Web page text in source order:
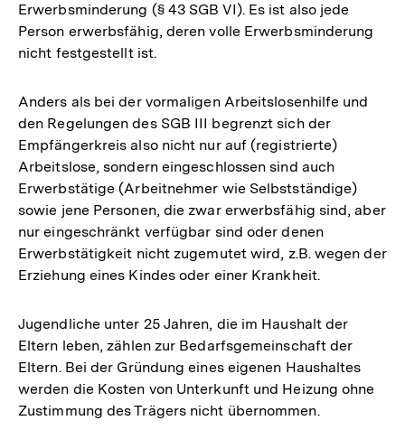
Erwerbsminderung (§ 43 SGB VI). Es ist also jede
Person erwerbsfähig, deren volle Erwerbsminderung
nicht festgestellt ist.
Anders als bei der vormaligen Arbeitslosenhilfe und
den Regelungen des SGB III begrenzt sich der
Empfängerkreis also nicht nur auf (registrierte)
Arbeitslose, sondern eingeschlossen sind auch
Erwerbstätige (Arbeitnehmer wie Selbstständige)
sowie jene Personen, die zwar erwerbsfähig sind, aber
nur eingeschränkt verfügbar sind oder denen
Erwerbstätigkeit nicht zugemutet wird, z.B. wegen der
Erziehung eines Kindes oder einer Krankheit.
Jugendliche unter 25 Jahren, die im Haushalt der
Eltern leben, zählen zur Bedarfsgemeinschaft der
Eltern. Bei der Gründung eines eigenen Haushaltes
werden die Kosten von Unterkunft und Heizung ohne
Zustimmung des Trägers nicht übernommen.